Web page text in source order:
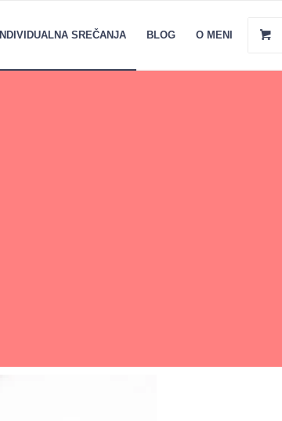
INDIVIDUALNA SREČANJA BLOG O MENI